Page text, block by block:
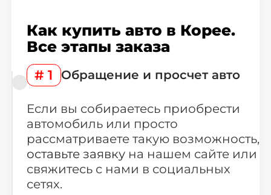
Как купить авто в Корее.
Все этапы заказа
# 1 Обращение и просчет авто
Если вы собираетесь приобрести
автомобиль или просто
рассматриваете такую возможность,
оставьте заявкуна нашем сайте или
свяжитесь с нами в социальных
сетях.